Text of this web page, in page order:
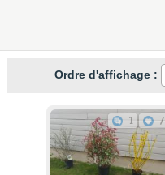
Ordre d'affichage :
1 7